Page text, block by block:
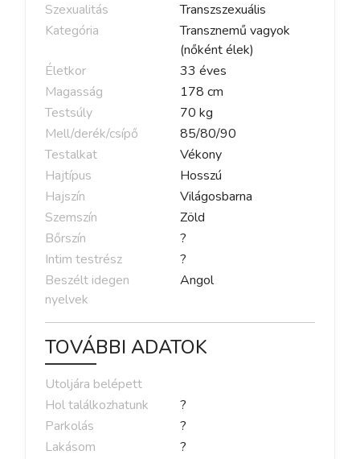
Szexualitás
Transzszexuális
Kategória
Transznemű vagyok
(nőként élek)
Életkor
33 éves
Magasság
178 cm
Testsúly
70 kg
Mell/derék/csípő
85/80/90
Testalkat
Vékony
Hajtípus
Hosszú
Hajszín
Világosbarna
Szemszín
Zöld
Bőrszín
?
Intim testrész
?
Beszélt idegen
nyelvek
Angol
TOVÁBBI ADATOK
Utoljára belépett
Hol találkozhatunk
?
Parkolás
?
Lakásom
?